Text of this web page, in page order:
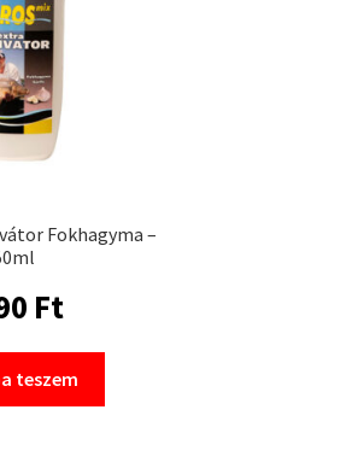
Fokhagyma –
Ft
teszem